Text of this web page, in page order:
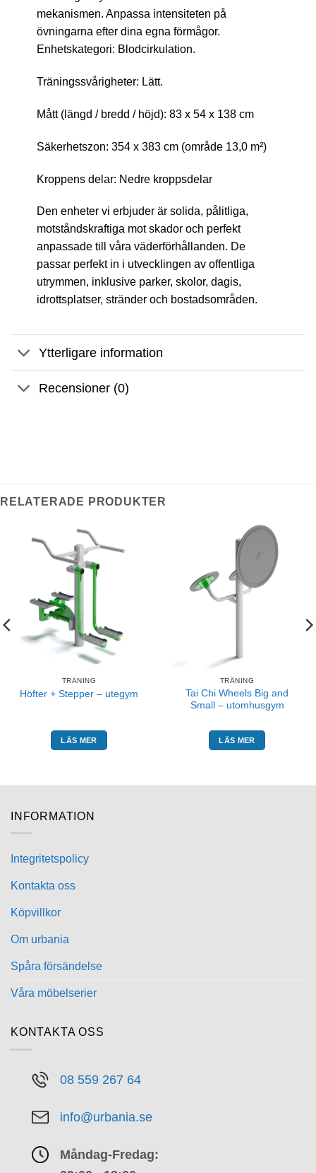
mekanismen. Anpassa intensiteten på
övningarna efter dina egna förmågor.
Enhetskategori: Blodcirkulation.
Träningssvårigheter: Lätt.
Mått (längd / bredd / höjd): 83 x 54 x 138 cm
Säkerhetszon: 354 x 383 cm (område 13,0 m²)
Kroppens delar: Nedre kroppsdelar
Den enheter vi erbjuder är solida, pålitliga,
motståndskraftiga mot skador och perfekt
anpassade till våra väderförhållanden. De
passar perfekt in i utvecklingen av offentliga
utrymmen, inklusive parker, skolor, dagis,
idrottsplatser, stränder och bostadsområden.
Ytterligare information
Recensioner (0)
RELATERADE PRODUKTER
TRÄNING
Höfter + Stepper – utegym
LÄS MER
TRÄNING
Tai Chi Wheels Big and
Small – utomhusgym
LÄS MER
INFORMATION
Integritetspolicy
Kontakta oss
Köpvillkor
Om urbania
Spåra försändelse
Våra möbelserier
KONTAKTA OSS
08 559 267 64
info@urbania.se
Måndag-Fredag: